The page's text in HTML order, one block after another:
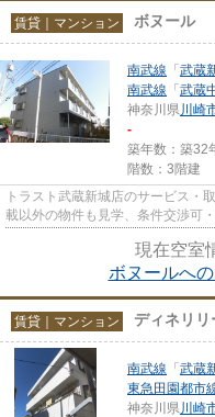
賃貸｜マンション ボヌール
南武線 「武蔵
南武線 「武蔵
神奈川県川崎
-
築年数：築32
階数：3階建
トラスト武蔵新城店のサービス・
載以外の物件も見学、条件交渉可
時無料駐車場有（要電話予約...
現在空室
ボヌールへ
賃貸｜マンション ディネリ
南武線 「武蔵
東急田園都市
神奈川県川崎